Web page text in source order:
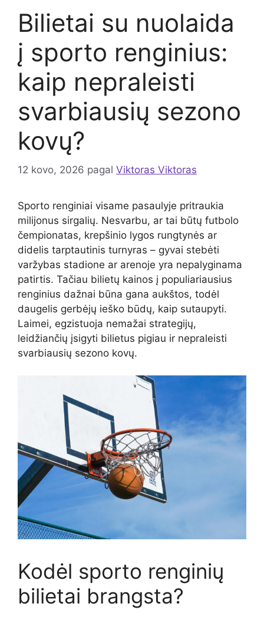
Bilietai su nuolaida
į sporto renginius:
kaip nepraleisti
svarbiausių sezono
kovų?
12 kovo, 2026 pagal Viktoras Viktoras
Sporto renginiai visame pasaulyje pritraukia
milijonus sirgalių. Nesvarbu, ar tai būtų futbolo
čempionatas, krepšinio lygos rungtynės ar
didelis tarptautinis turnyras – gyvai stebėti
varžybas stadione ar arenoje yra nepalyginama
patirtis. Tačiau bilietų kainos į populiariausius
renginius dažnai būna gana aukštos, todėl
daugelis gerbėjų ieško būdų, kaip sutaupyti.
Laimei, egzistuoja nemažai strategijų,
leidžiančių įsigyti bilietus pigiau ir nepraleisti
svarbiausių sezono kovų.
Kodėl sporto renginių
bilietai brangsta?